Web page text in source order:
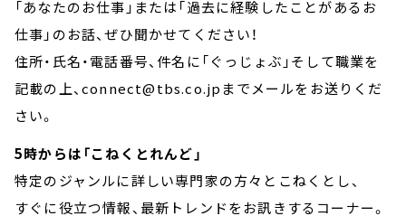
「あなたのお仕事」または「過去に経験したことがあるお
仕事」のお話、ぜひ聞かせてください！
住所・氏名・電話番号、件名に「ぐっじょぶ」そして職業を
記載の上、connect@tbs.co.jpまでメールをお送りくだ
さい。
5時からは「こねくとれんど」
特定のジャンルに詳しい専門家の方々とこねくとし、
すぐに役立つ情報、最新トレンドをお訊きするコーナー。